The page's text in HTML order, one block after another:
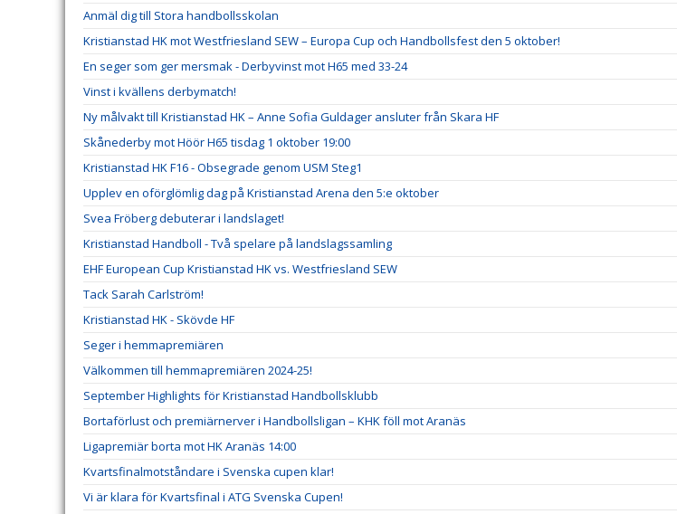
Anmäl dig till Stora handbollsskolan
Kristianstad HK mot Westfriesland SEW – Europa Cup och Handbollsfest den 5 oktober!
En seger som ger mersmak - Derbyvinst mot H65 med 33-24
Vinst i kvällens derbymatch!
Ny målvakt till Kristianstad HK – Anne Sofia Guldager ansluter från Skara HF
Skånederby mot Höör H65 tisdag 1 oktober 19:00
Kristianstad HK F16 - Obsegrade genom USM Steg1
Upplev en oförglömlig dag på Kristianstad Arena den 5:e oktober
Svea Fröberg debuterar i landslaget!
Kristianstad Handboll - Två spelare på landslagssamling
EHF European Cup Kristianstad HK vs. Westfriesland SEW
Tack Sarah Carlström!
Kristianstad HK - Skövde HF
Seger i hemmapremiären
Välkommen till hemmapremiären 2024-25!
September Highlights för Kristianstad Handbollsklubb
Bortaförlust och premiärnerver i Handbollsligan – KHK föll mot Aranäs
Ligapremiär borta mot HK Aranäs 14:00
Kvartsfinalmotståndare i Svenska cupen klar!
Vi är klara för Kvartsfinal i ATG Svenska Cupen!